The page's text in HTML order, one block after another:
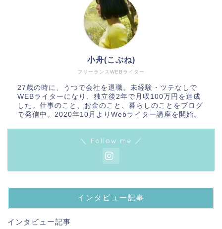
フリーランスWEBライター
小舟(こぶね)
27歳の時に、うつで会社を退職。未経験・ツテなしで
WEBライターになり、独立後2年で月収100万円を達成
した。仕事のこと、お金のこと、暮らしのことをブログ
で発信中。2020年10月よりWebライター講座を開始。
＼ Follow me ／
インタビュー記事
インタビュー記事